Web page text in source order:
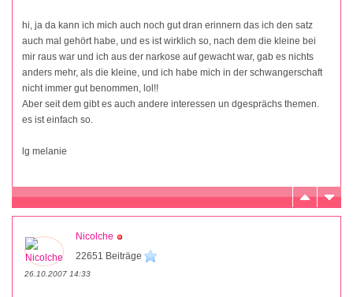
hi, ja da kann ich mich auch noch gut dran erinnern das ich den satz
auch mal gehört habe, und es ist wirklich so, nach dem die kleine bei
mir raus war und ich aus der narkose auf gewacht war, gab es nichts
anders mehr, als die kleine, und ich habe mich in der schwangerschaft
nicht immer gut benommen, lol!!
Aber seit dem gibt es auch andere interessen un dgesprächs themen.
es ist einfach so.
lg melanie
Nicolche
22651 Beiträge
26.10.2007 14:33